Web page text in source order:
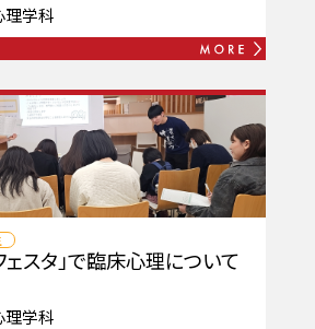
理学科
ェスタ」で臨床心理について
理学科